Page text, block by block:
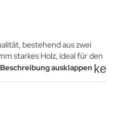
bestehend aus zwei
starkes Holz, ideal für den
Bereichen.
Farbe in Schwarz
Beschreibung ausklappen